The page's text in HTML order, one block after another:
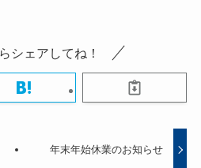
シェアしてね！
年末年始休業のお知らせ